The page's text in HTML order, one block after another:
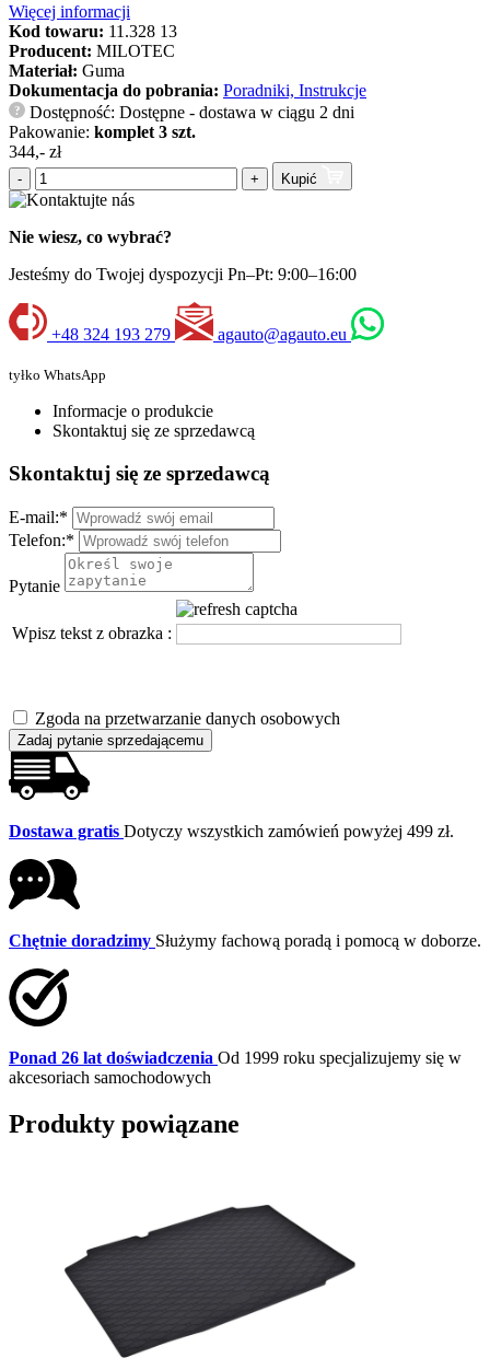
Więcej informacji
Kod towaru: 11.328 13
Producent: MILOTEC
Materiał: Guma
Dokumentacja do pobrania: Poradniki, Instrukcje
?
Dostępność: Dostępne - dostawa w ciągu 2 dni
Pakowanie: komplet 3 szt.
344,- zł
- + Kupić
Nie wiesz, co wybrać?
Jesteśmy do Twojej dyspozycji Pn–Pt: 9:00–16:00
+48 324 193 279 agauto@agauto.eu
tyłko WhatsApp
Informacje o produkcie
Skontaktuj się ze sprzedawcą
Skontaktuj się ze sprzedawcą
E-mail:*
Telefon:*
Pytanie
Wpisz tekst z obrazka :
Zgoda na przetwarzanie danych osobowych
Zadaj pytanie sprzedającemu
Dostawa gratis Dotyczy wszystkich zamówień powyżej 499 zł.
Chętnie doradzimy Służymy fachową poradą i pomocą w doborze.
Ponad 26 lat doświadczenia Od 1999 roku specjalizujemy się w
akcesoriach samochodowych
Produkty powiązane